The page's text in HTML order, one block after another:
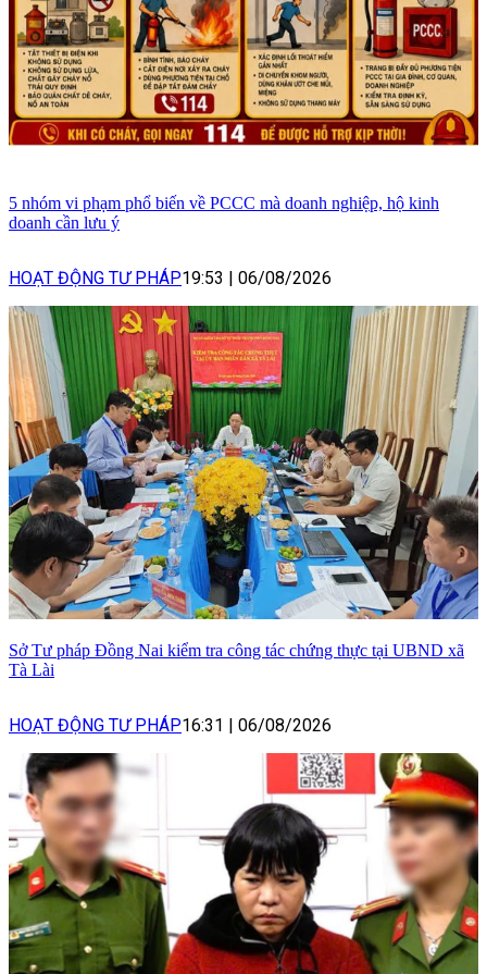
5 nhóm vi phạm phổ biến về PCCC mà doanh nghiệp, hộ kinh
doanh cần lưu ý
HOẠT ĐỘNG TƯ PHÁP19:53 06/08/2026
Sở Tư pháp Đồng Nai kiểm tra công tác chứng thực tại UBND xã
Tà Lài
HOẠT ĐỘNG TƯ PHÁP16:31 06/08/2026